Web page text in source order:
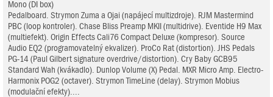
Mono (DI box)
Pedalboard. Strymon Zuma a Ojai (napájecí multizdroje). RJM Mastermind
PBC (loop kontroler). Chase Bliss Preamp MKII (multidrive). Eventide H9 Max
(multiefekt). Origin Effects Cali76 Compact Deluxe (kompresor). Source
Audio EQ2 (programovatelný ekvalizer). ProCo Rat (distortion). JHS Pedals
PG-14 (Paul Gilbert signature overdrive/distortion). Cry Baby GCB95
Standard Wah (kvákadlo). Dunlop Volume (X) Pedal. MXR Micro Amp. Electro-
Harmonix POG2 (octaver). Strymon TimeLine (delay). Strymon Mobius
(modulační efekty)....